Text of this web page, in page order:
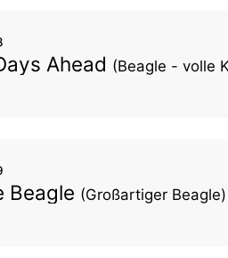
Ahead (Beagle - volle
Beagle (Großartiger Beagle)